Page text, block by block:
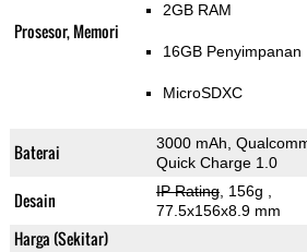
Prosesor, Memori
2GB RAM
16GB Penyimpanan
MicroSDXC
Baterai
3000 mAh,
Quick Charge 1.0
Desain IP Rating, 156g
77.5x156x8.9 mm
Harga (Sekitar)